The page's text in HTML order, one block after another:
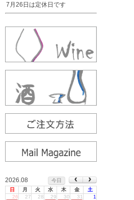
7月26日は定休日です
2026.08
今日
日
月 火 水 木 金
土
26
27 28 29 30 31 1